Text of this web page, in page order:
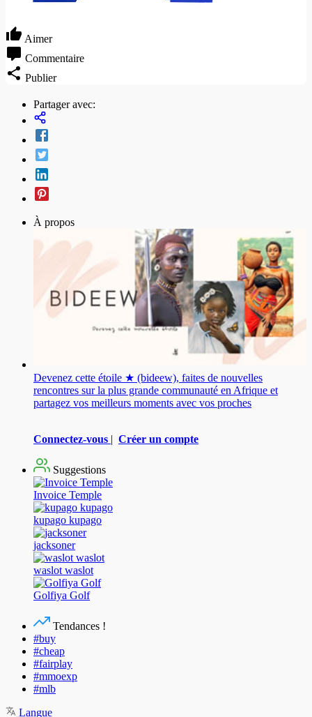
Aimer
Commentaire
Publier
Partager avec:
À propos
Devenez cette étoile ★ (bideew), faites de nouvelles
rencontres sur la plus grande communauté en Afrique et
partagez vos meilleurs moments avec vos proches
Connectez-vous | Créer un compte
Suggestions
Invoice Temple
kupago kupago
jacksoner
waslot waslot
Golfiya Golf
Tendances !
#buy
#cheap
#fairplay
#mmoexp
#mlb
Langue